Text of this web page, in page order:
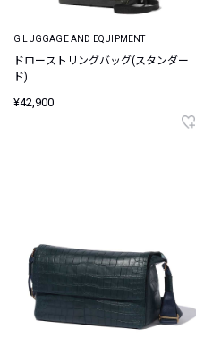
G LUGGAGE AND EQUIPMENT
ドローストリングバッグ(スタンダー
ド)
¥42,900